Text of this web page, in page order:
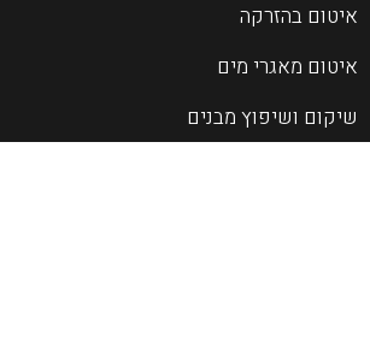
איטום בהזרקה
איטום מאגרי מים
שיקום ושיפוץ מבנים